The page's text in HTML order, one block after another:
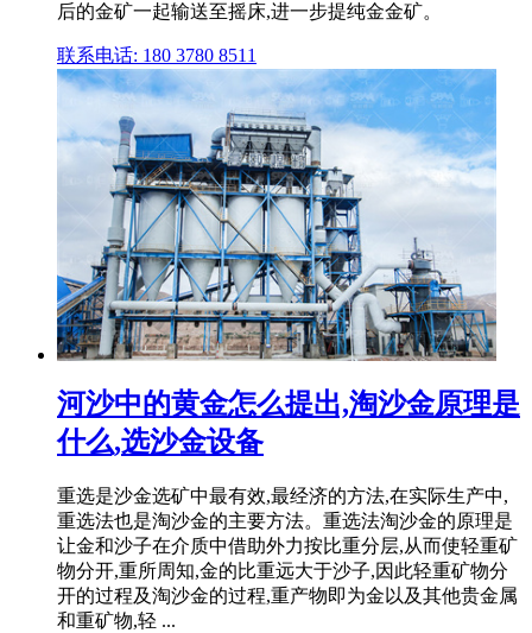
后的金矿一起输送至摇床,进一步提纯金金矿。
联系电话: 180 3780 8511
河沙中的黄金怎么提出,淘沙金原理是
什么,选沙金设备
重选是沙金选矿中最有效,最经济的方法,在实际生产中,
重选法也是淘沙金的主要方法。重选法淘沙金的原理是
让金和沙子在介质中借助外力按比重分层,从而使轻重矿
物分开,重所周知,金的比重远大于沙子,因此轻重矿物分
开的过程及淘沙金的过程,重产物即为金以及其他贵金属
和重矿物,轻 ...